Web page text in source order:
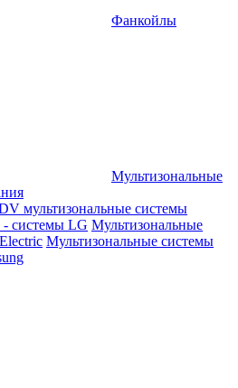
Фанкойлы
Мультизональные
мультизональные системы
системы LG Мультизональные
Мультизональные системы